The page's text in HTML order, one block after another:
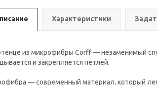
Характеристики
из микрофибры Сorff — незаменимый
и закрепляется петлей.
— современный материал, который